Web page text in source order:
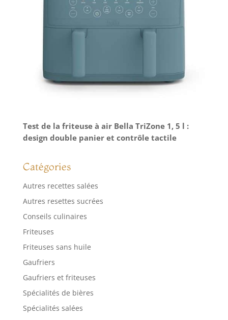
Test de la friteuse à air Bella TriZone 1, 5 l :
design double panier et contrôle tactile
Catégories
Autres recettes salées
Autres resettes sucrées
Conseils culinaires
Friteuses
Friteuses sans huile
Gaufriers
Gaufriers et friteuses
Spécialités de bières
Spécialités salées